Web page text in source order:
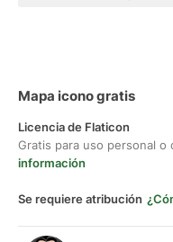
Mapa icono gratis
Licencia de Flaticon
Gratis para uso personal o
información
Se requiere atribución